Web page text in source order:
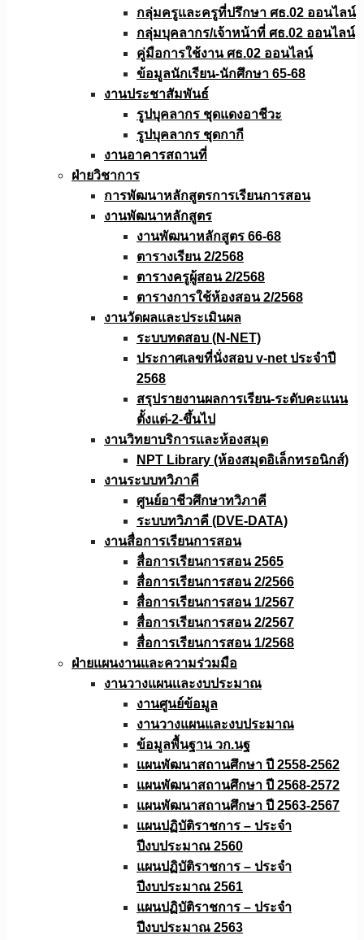
กลุ่มครูและครูที่ปรึกษา ศธ.02 ออนไลน์
กลุ่มบุคลากร/เจ้าหน้าที่ ศธ.02 ออนไลน์
คู่มือการใช้งาน ศธ.02 ออนไลน์
ข้อมูลนักเรียน-นักศึกษา 65-68
งานประชาสัมพันธ์
รูปบุคลากร ชุดแดงอาชีวะ
รูปบุคลากร ชุดกากี
งานอาคารสถานที่
ฝ่ายวิชาการ
การพัฒนาหลักสูตรการเรียนการสอน
งานพัฒนาหลักสูตร
งานพัฒนาหลักสูตร 66-68
ตารางเรียน 2/2568
ตารางครูผู้สอน 2/2568
ตารางการใช้ห้องสอน 2/2568
งานวัดผลเเละประเมินผล
ระบบทดสอบ (N-NET)
ประกาศเลขที่นั่งสอบ v-net ประจำปี
2568
สรุปรายงานผลการเรียน-ระดับคะแนน
ตั้งแต่-2-ขึ้นไป
งานวิทยาบริการเเละห้องสมุด
NPT Library (ห้องสมุดอิเล็กทรอนิกส์)
งานระบบทวิภาคี
ศูนย์อาชีวศึกษาทวิภาคี
ระบบทวิภาคี (DVE-DATA)
งานสื่อการเรียนการสอน
สื่อการเรียนการสอน 2565
สื่อการเรียนการสอน 2/2566
สื่อการเรียนการสอน 1/2567
สื่อการเรียนการสอน 2/2567
สื่อการเรียนการสอน 1/2568
ฝ่ายแผนงานเเละความร่วมมือ
งานวางแผนเเละงบประมาณ
งานศูนย์ข้อมูล
งานวางแผนและงบประมาณ
ข้อมูลพื้นฐาน วก.นฐ
แผนพัฒนาสถานศึกษา ปี 2558-2562
แผนพัฒนาสถานศึกษา ปี 2568-2572
แผนพัฒนาสถานศึกษา ปี 2563-2567
แผนปฏิบัติราชการ – ประจำ
ปีงบประมาณ 2560
แผนปฏิบัติราชการ – ประจำ
ปีงบประมาณ 2561
แผนปฏิบัติราชการ – ประจำ
ปีงบประมาณ 2563